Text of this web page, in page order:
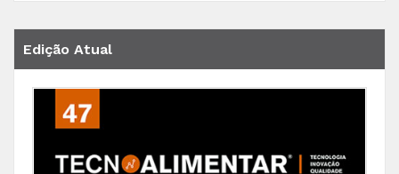
Edição Atual